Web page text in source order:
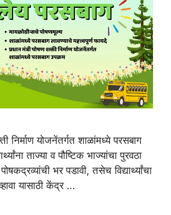
निर्माण योजनेंतर्गत शाळांमध्ये परसबाग
ताज्या व पौष्टिक भाज्यांचा पुरवठा
भर पडावी, तसेच विद्यार्थ्यांचा
यासाठी केंद्र …